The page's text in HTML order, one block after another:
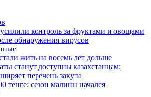
контроль за фруктами и овощами
обнаружения вирусов
жить на восемь лет дольше
станут доступны казахстанцам:
перечень закупа
тенге: сезон малины начался